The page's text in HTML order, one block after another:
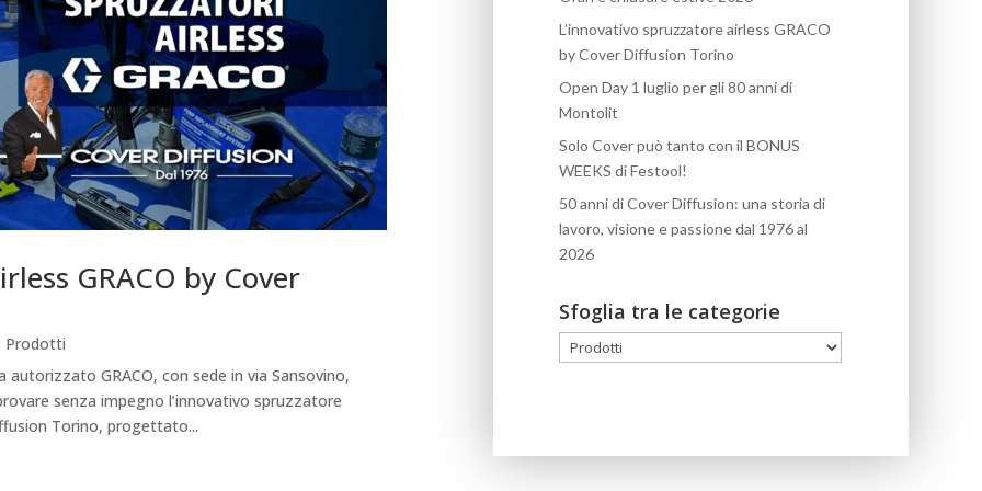
GRACO by Cover
Prodotti
GRACO, con sede in via Sansovino,
senza impegno l’innovativo spruzzatore
Torino, progettato...
L’innovativo spruzzatore airless GRACO
by Cover Diffusion Torino
Open Day 1 luglio per gli 80 anni di
Montolit
Solo Cover può tanto con il BONUS
WEEKS di Festool!
50 anni di Cover Diffusion: una storia di
lavoro, visione e passione dal 1976 al
2026
Sfoglia tra le categorie
Sfoglia
tra